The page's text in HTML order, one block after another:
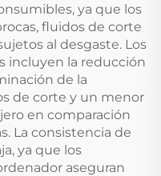
ya que los
fluidos de corte
al desgaste. Los
incluyen la reducción
de la
de corte y un menor
en comparación
La consistencia de
ya que los
aseguran